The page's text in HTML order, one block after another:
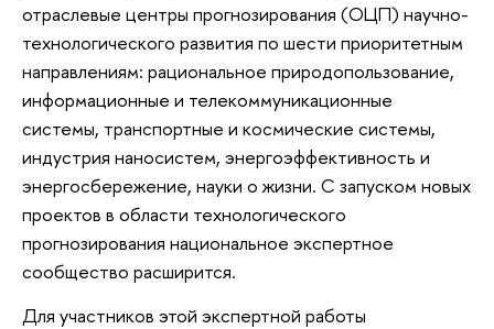
отраслевые центры прогнозирования (ОЦП) научно-
технологического развития по шести приоритетным
направлениям: рациональное природопользование,
информационные и телекоммуникационные
системы, транспортные и космические системы,
индустрия наносистем, энергоэффективность и
энергосбережение, науки о жизни. С запуском новых
проектов в области технологического
прогнозирования национальное экспертное
сообщество расширится.
Для участников этой экспертной работы